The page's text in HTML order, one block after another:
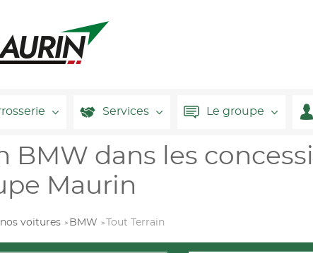
Services Le groupe
BMW dans les
Maurin
nos voitures BMW Tout Terrain